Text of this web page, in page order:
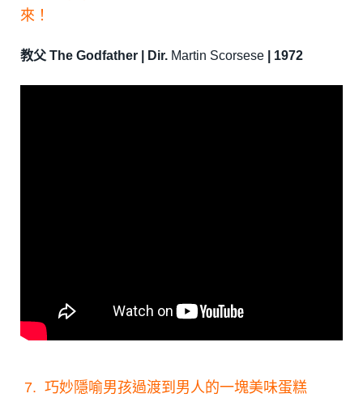
來！
教父 The Godfather | Dir. Martin Scorsese | 1972
7. 巧妙隱喻男孩過渡到男人的一塊美味蛋糕